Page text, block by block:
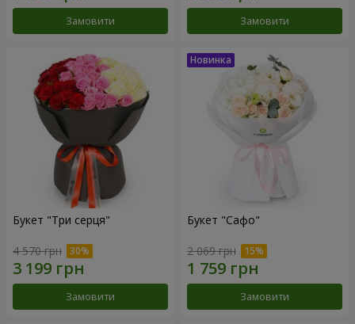
Замовити Замовити
Букет "Три серця"
4 570 грн
Замовити
Букет "Сафо"
2 069 грн
Замовити